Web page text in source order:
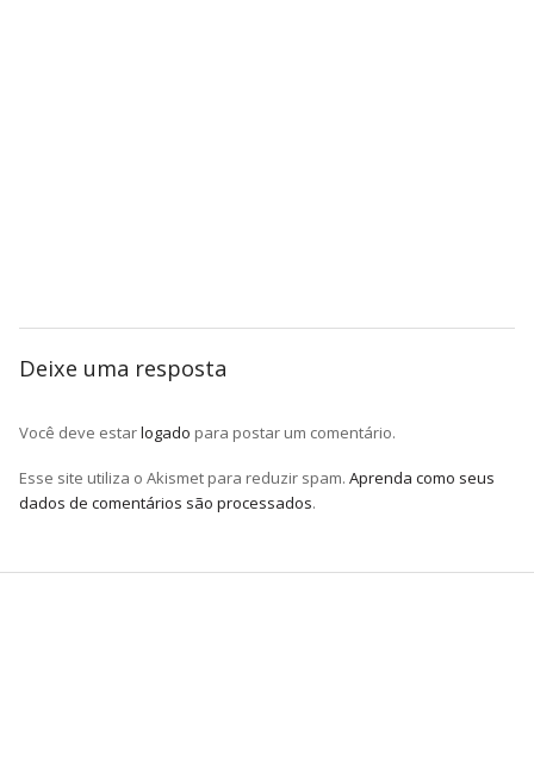
Deixe uma resposta
Você deve estarlogado para postar um comentário.
Esse site utiliza o Akismet para reduzir spam. Aprenda como seus
dados de comentários são processados.